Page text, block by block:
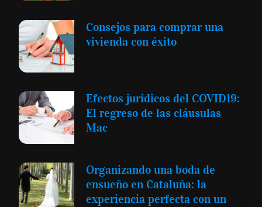
Consejos para comprar una
vivienda con éxito
Efectos jurídicos del COVID19:
El regreso de las cláusulas
Mac
Organizando una boda de
ensueño en Cataluña: la
experiencia perfecta con un